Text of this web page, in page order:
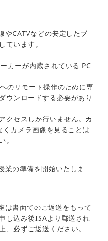
CATVなどの安定したブ
ています。
カーが内蔵されている PC
のリモート操作のために専
ウンロードする必要があり
クセスしか行いません。カ
カメラ画像を見ることは
。
の準備を開始いたしま
書面でのご返送をもって
し込み後ISAより郵送され
、必ずご返送ください。